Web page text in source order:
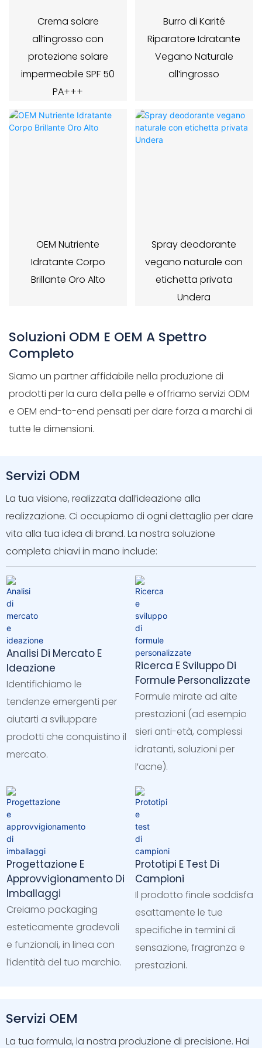
Crema solare
all'ingrosso con
protezione solare
impermeabile SPF 50
PA+++
Burro di Karité
Riparatore Idratante
Vegano Naturale
all'ingrosso
OEM Nutriente
Idratante Corpo
Brillante Oro Alto
Spray deodorante
vegano naturale con
etichetta privata
Undera
Soluzioni ODM E OEM A Spettro
Completo
Siamo un partner affidabile nella produzione di
prodotti per la cura della pelle e offriamo servizi ODM
e OEM end-to-end pensati per dare forza a marchi di
tutte le dimensioni.
Servizi ODM
La tua visione, realizzata dall'ideazione alla
realizzazione. Ci occupiamo di ogni dettaglio per dare
vita alla tua idea di brand. La nostra soluzione
completa chiavi in ​​mano include:
Analisi Di Mercato E
Ideazione
Identifichiamo le
tendenze emergenti per
aiutarti a sviluppare
prodotti che conquistino il
mercato.
Ricerca E Sviluppo Di
Formule Personalizzate
Formule mirate ad alte
prestazioni (ad esempio
sieri anti-età, complessi
idratanti, soluzioni per
l'acne).
Progettazione E
Approvvigionamento Di
Imballaggi
Creiamo packaging
esteticamente gradevoli
e funzionali, in linea con
l'identità del tuo marchio.
Prototipi E Test Di
Campioni
Il prodotto finale soddisfa
esattamente le tue
specifiche in termini di
sensazione, fragranza e
prestazioni.
Servizi OEM
La tua formula, la nostra produzione di precisione. Hai